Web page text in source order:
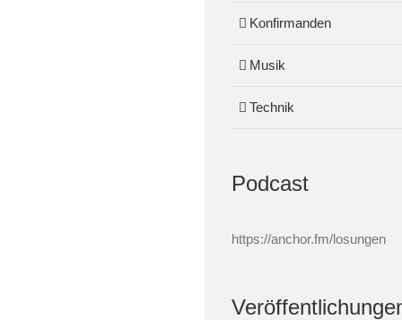
Konfirmanden
Musik
Technik
Podcast
https://anchor.fm/losungen